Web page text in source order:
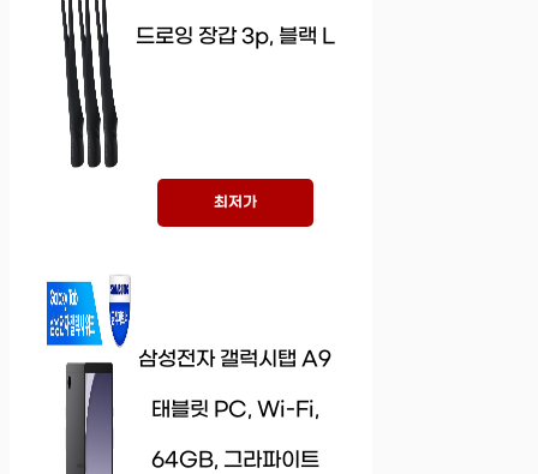
드로잉 장갑 3p, 블랙 L
최저가
삼성전자 갤럭시탭 A9
태블릿 PC, Wi-Fi,
64GB, 그라파이트